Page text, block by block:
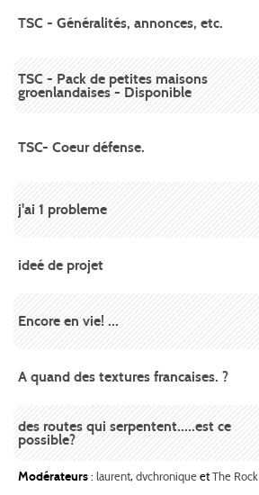
TSC - Généralités, annonces, etc.
TSC - Pack de petites maisons
groenlandaises - Disponible
TSC- Coeur défense.
j'ai 1 probleme
ideé de projet
Encore en vie! ...
A quand des textures francaises. ?
des routes qui serpentent.....est ce
possible?
Modérateurs: laurent, dvchroniqueetThe Rock